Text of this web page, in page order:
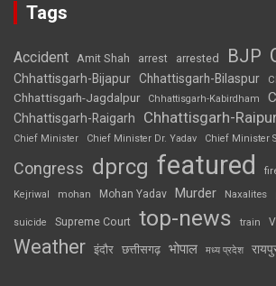
Tags
Accident Amit Shah arrest arrested BJP
Chhattisgarh-Bijapur Chhattisgarh-Bilaspur
Chhattisgarh-Jagdalpur Chhattisgarh-Kabirdham
Chhattisgarh-Raigarh Chhattisgarh-
Chief Minister
Chief Minister Dr. Yadav Chief Minister
Congress dprcg featured
Kejriwal mohan Mohan Yadav Murder Naxalites
suicide Supreme Court top-news train
Weather इंदौर छत्तीसगढ़ भोपाल मध्य प्रदेश